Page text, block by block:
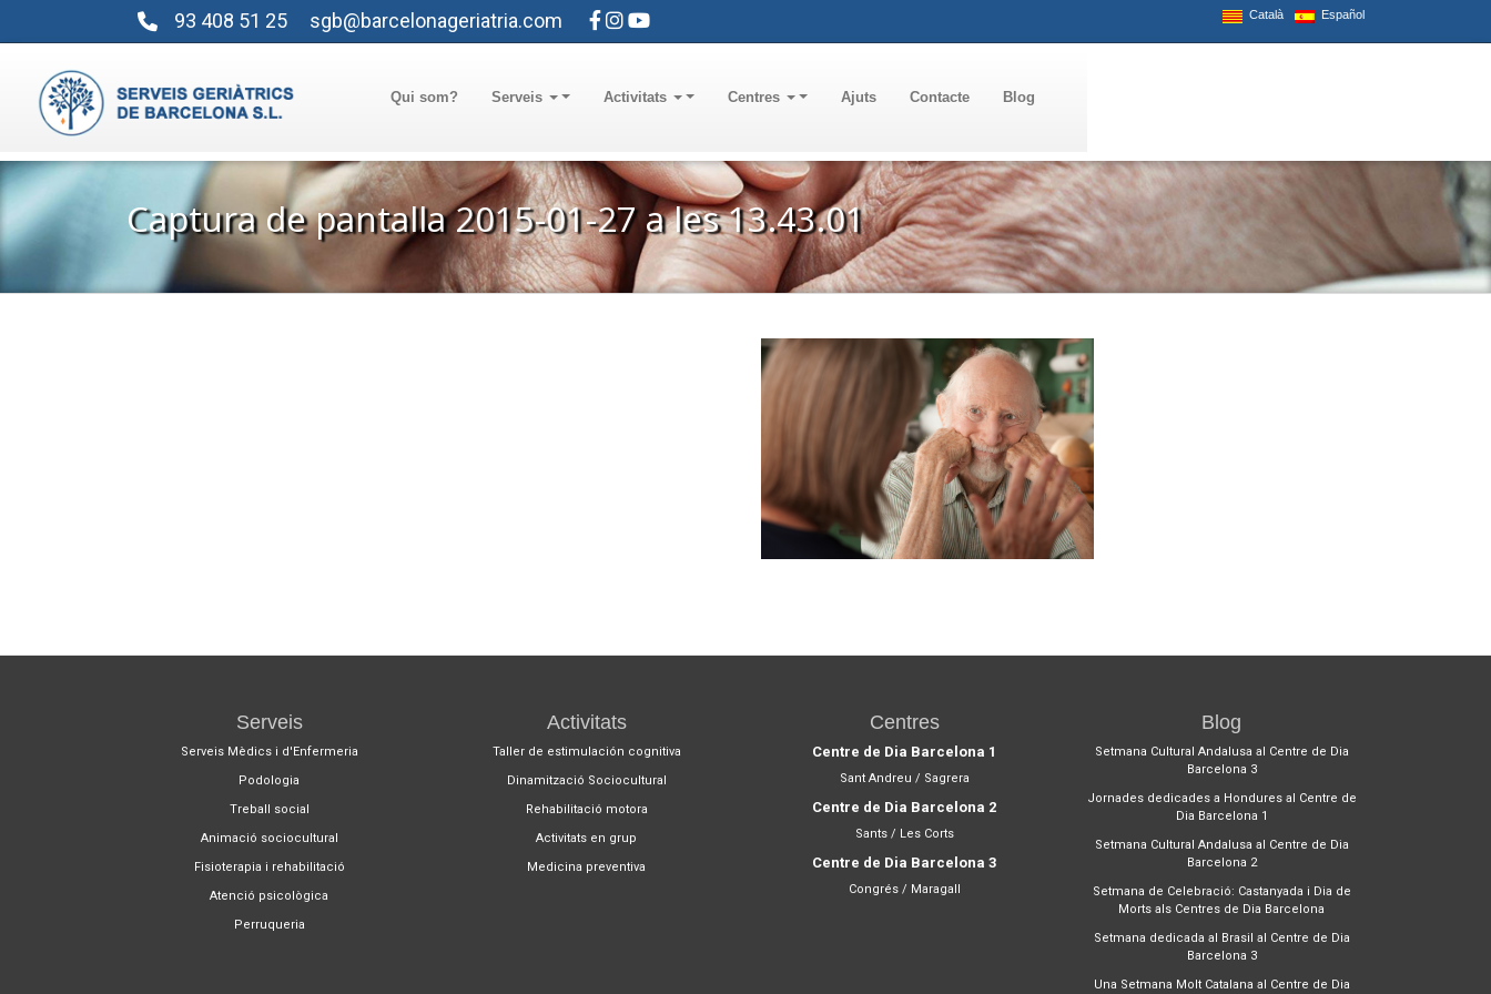
93 408 51 25 sgb@barcelonageriatria.com Català Español
Qui som? Serveis Activitats Centres Ajuts Contacte Blog
Captura de pantalla 2015-01-27 a les 13.43.01
Serveis
Serveis Mèdics i d'Enfermeria
Podologia
Treball social
Animació sociocultural
Fisioterapia i rehabilitació
Atenció psicològica
Perruqueria
Activitats
Taller de estimulación cognitiva
Dinamització Sociocultural
Rehabilitació motora
Activitats en grup
Medicina preventiva
Centres
Centre de Dia Barcelona 1
Sant Andreu / Sagrera
Centre de Dia Barcelona 2
Sants / Les Corts
Centre de Dia Barcelona 3
Congrés / Maragall
Blog
Setmana Cultural Andalusa al Centre de Dia
Barcelona 3
Jornades dedicades a Hondures al Centre de
Dia Barcelona 1
Setmana Cultural Andalusa al Centre de Dia
Barcelona 2
Setmana de Celebració: Castanyada i Dia de
Morts als Centres de Dia Barcelona
Setmana dedicada al Brasil al Centre de Dia
Barcelona 3
Una Setmana Molt Catalana al Centre de Dia